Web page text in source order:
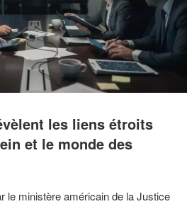
les liens étroits
et le monde des
le ministère américain de la Justice